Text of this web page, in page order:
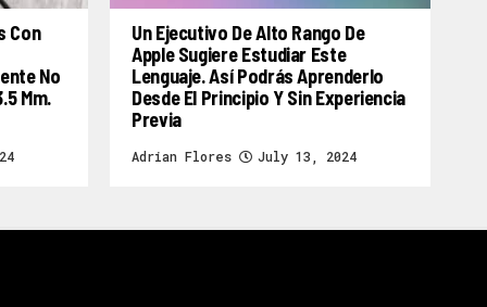
Con
No
Mm.
Un Ejecutivo De Alto Rango De
Apple Sugiere Estudiar Este
Lenguaje. Así Podrás Aprenderlo
Desde El Principio Y Sin Experiencia
Previa
Adrian Flores July 13, 2024